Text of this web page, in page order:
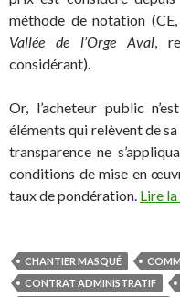
méthode de notation
Vallée de l’Orge Aval,
considérant).
Or, l’acheteur public
éléments qui relèvent de
transparence ne
conditions de mise en
taux de pondération. Lire
CHANTIER MASQUÉ
CONTRAT ADMINISTRATIF